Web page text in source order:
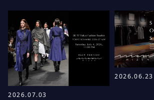
2026.07.03
2026.06.23